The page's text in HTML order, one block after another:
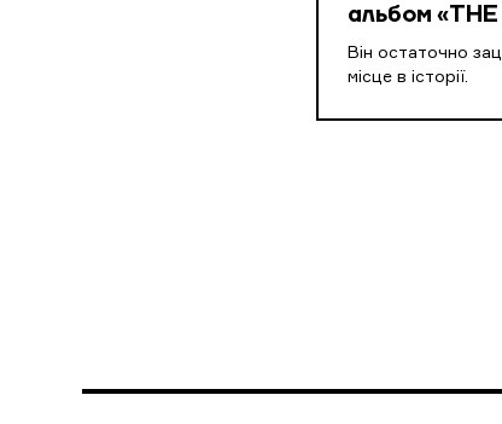
альбом
Він остаточно
місце в історії.